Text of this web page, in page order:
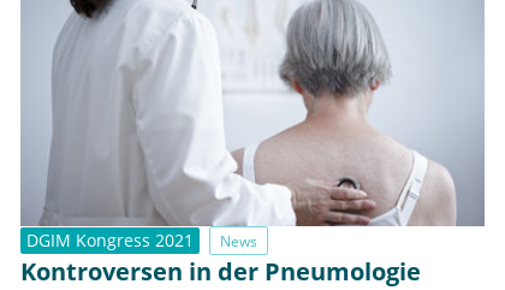
DGIM Kongress 2021 News
Kontroversen in der Pneumologie